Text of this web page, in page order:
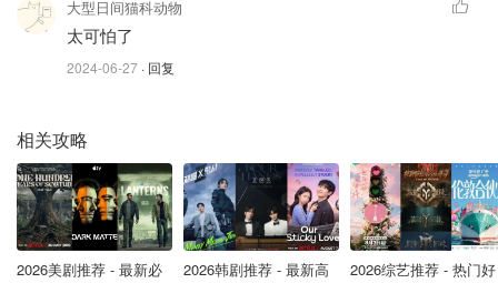
调，一位专家证人作证说，Chen的死亡 "在当时的情况下是
一种罕见和不寻常的结果"。
中得出的唯一合理推论是，被告知道他在对死者进行性侵犯
的过程中对她造成的身体伤害可能会杀死她。"
长期经受折磨
Jalali在证人席上否认他在Chen死前与她发生了肛交，但
大型日间猫科动物
太可怕了
2024-06-27 · 回复
相关攻略
2026美剧推荐 - 最新必
2026韩剧推荐 - 最新高
2026综艺推荐 - 热门好